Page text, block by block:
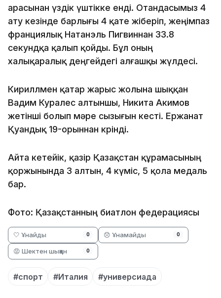
арасынан үздік үштікке енді. Отандасымыз 4
ату кезінде барлығы 4 қате жіберіп, жеңімпаз
франциялық Натанэль Пигвиннан 33.8
секундқа қалып қойды. Бұл оның
халықаралық деңгейдегі алғашқы жүлдесі.
Кириллмен қатар жарыс жолына шыққан
Вадим Куралес алтыншы, Никита Акимов
жетінші болып мәре сызығын кесті. Ержанат
Қуандық 19-орыннан көрінді.
Айта кетейік, қазір Қазақстан құрамасының
қоржынында 3 алтын, 4 күміс, 5 қола медаль
бар.
Фото: Қазақстанның биатлон федерациясы
🤍 Ұнайды 0 😞 Ұнамайды 0
😡 Шектен шыққан 0
#спорт #Италия #универсиада